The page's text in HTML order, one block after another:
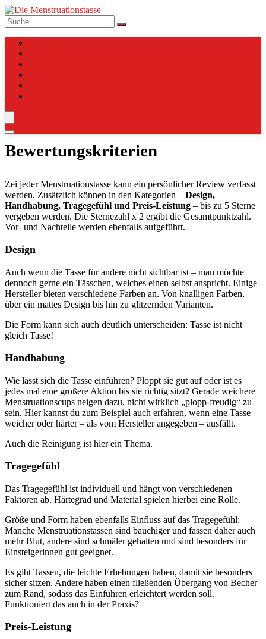
Bewertungskriterien
Zei jeder Menstruationstasse kann ein persönlicher Review verfasst
werden. Zusätzlich können in den Kategorien – Design,
Handhabung, Tragegefühl und Preis-Leistung – bis zu 5 Sterne
vergeben werden. Die Sternezahl x 2 ergibt die Gesamtpunktzahl.
Vor- und Nachteile werden ebenfalls aufgeführt.
Design
Auch wenn die Tasse für andere nicht sichtbar ist – man möchte
dennoch gerne ein Tässchen, welches einen selbst anspricht. Einige
Hersteller bieten verschiedene Farben an. Von knalligen Farben,
über ein mattes Design bis hin zu glitzernden Varianten.
Die Form kann sich auch deutlich unterscheiden: Tasse ist nicht
gleich Tasse!
Handhabung
Wie lässt sich die Tasse einführen? Ploppt sie gut auf oder ist es
jedes mal eine größere Aktion bis sie richtig sitzt? Gerade weichere
Menstruationscups neigen dazu, nicht wirklich „plopp-freudig“ zu
sein. Hier kannst du zum Beispiel auch erfahren, wenn eine Tasse
weicher oder härter – als vom Hersteller angegeben – ausfällt.
Auch die Reinigung ist hier ein Thema.
Tragegefühl
Das Tragegefühl ist individuell und hängt von verschiedenen
Faktoren ab. Härtegrad und Material spielen hierbei eine Rolle.
Größe und Form haben ebenfalls Einfluss auf das Tragegefühl:
Manche Menstruationstassen sind bauchiger und fassen daher auch
mehr Blut, andere sind schmäler gehalten und sind besonders für
Einsteigerinnen gut geeignet.
Es gibt Tassen, die leichte Erhebungen haben, damit sie besonders
sicher sitzen. Andere haben einen fließenden Übergang von Becher
zum Rand, sodass das Einführen erleichtert werden soll.
Funktioniert das auch in der Praxis?
Preis-Leistung